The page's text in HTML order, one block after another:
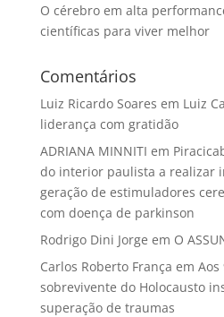
O cérebro em alta
científicas para viver melhor
Comentários
Luiz Ricardo Soares em Luiz
liderança com gratidão
ADRIANA MINNITI em
do interior paulista a realizar
geração de estimuladores
com doença de parkinson
Rodrigo Dini Jorge em O
Carlos Roberto França em Aos
sobrevivente do Holocausto
superação de traumas